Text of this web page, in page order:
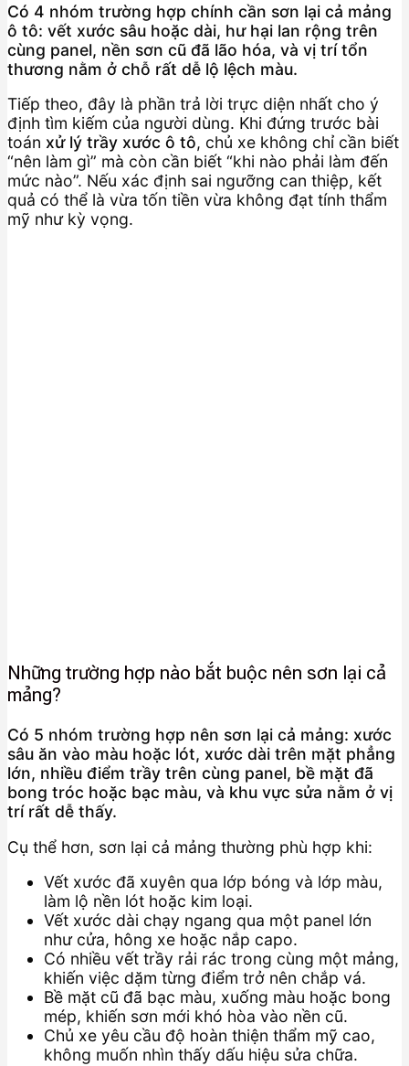
Có 4 nhóm trường hợp chính cần sơn lại cả mảng
ô tô: vết xước sâu hoặc dài, hư hại lan rộng trên
cùng panel, nền sơn cũ đã lão hóa, và vị trí tổn
thương nằm ở chỗ rất dễ lộ lệch màu.
Tiếp theo, đây là phần trả lời trực diện nhất cho ý
định tìm kiếm của người dùng. Khi đứng trước bài
toán xử lý trầy xước ô tô, chủ xe không chỉ cần biết
“nên làm gì” mà còn cần biết “khi nào phải làm đến
mức nào”. Nếu xác định sai ngưỡng can thiệp, kết
quả có thể là vừa tốn tiền vừa không đạt tính thẩm
mỹ như kỳ vọng.
Những trường hợp nào bắt buộc nên sơn lại cả
mảng?
Có 5 nhóm trường hợp nên sơn lại cả mảng: xước
sâu ăn vào màu hoặc lót, xước dài trên mặt phẳng
lớn, nhiều điểm trầy trên cùng panel, bề mặt đã
bong tróc hoặc bạc màu, và khu vực sửa nằm ở vị
trí rất dễ thấy.
Cụ thể hơn, sơn lại cả mảng thường phù hợp khi:
Vết xước đã xuyên qua lớp bóng và lớp màu,
làm lộ nền lót hoặc kim loại.
Vết xước dài chạy ngang qua một panel lớn
như cửa, hông xe hoặc nắp capo.
Có nhiều vết trầy rải rác trong cùng một mảng,
khiến việc dặm từng điểm trở nên chắp vá.
Bề mặt cũ đã bạc màu, xuống màu hoặc bong
mép, khiến sơn mới khó hòa vào nền cũ.
Chủ xe yêu cầu độ hoàn thiện thẩm mỹ cao,
không muốn nhìn thấy dấu hiệu sửa chữa.